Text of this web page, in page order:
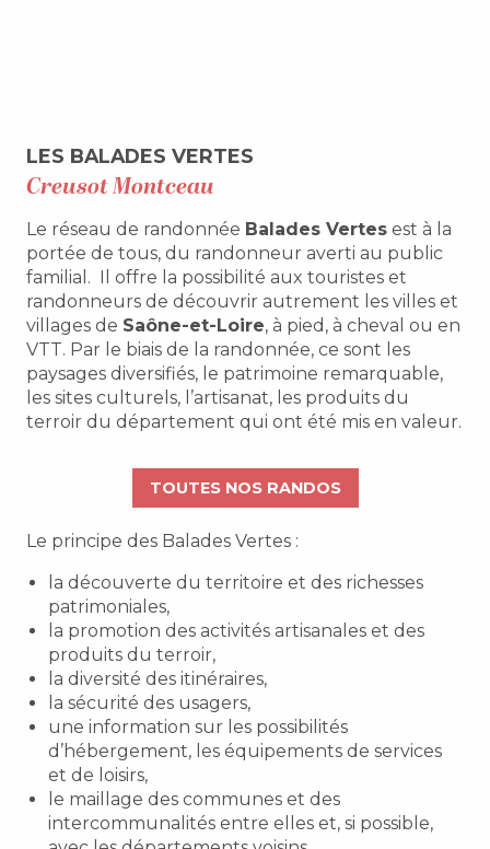
LES BALADES VERTES
Creusot Montceau
Le réseau de randonnée Balades Vertes est à la
portée de tous, du randonneur averti au public
familial. Il offre la possibilité aux touristes et
randonneurs de découvrir autrement les villes et
villages de Saône-et-Loire, à pied, à cheval ou en
VTT. Par le biais de la randonnée, ce sont les
paysages diversifiés, le patrimoine remarquable,
les sites culturels, l’artisanat, les produits du
terroir du département qui ont été mis en valeur.
TOUTES NOS RANDOS
Le principe des Balades Vertes :
la découverte du territoire et des richesses
patrimoniales,
la promotion des activités artisanales et des
produits du terroir,
la diversité des itinéraires,
la sécurité des usagers,
une information sur les possibilités
d’hébergement, les équipements de services
et de loisirs,
le maillage des communes et des
intercommunalités entre elles et, si possible,